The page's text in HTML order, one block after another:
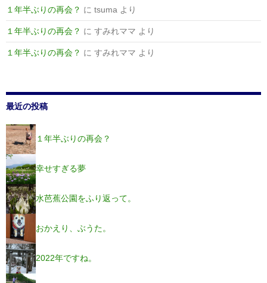
１年半ぶりの再会？ に tsuma より
１年半ぶりの再会？ に すみれママ より
１年半ぶりの再会？ に すみれママ より
最近の投稿
１年半ぶりの再会？
幸せすぎる夢
水芭蕉公園をふり返って。
おかえり、ぶうた。
2022年ですね。